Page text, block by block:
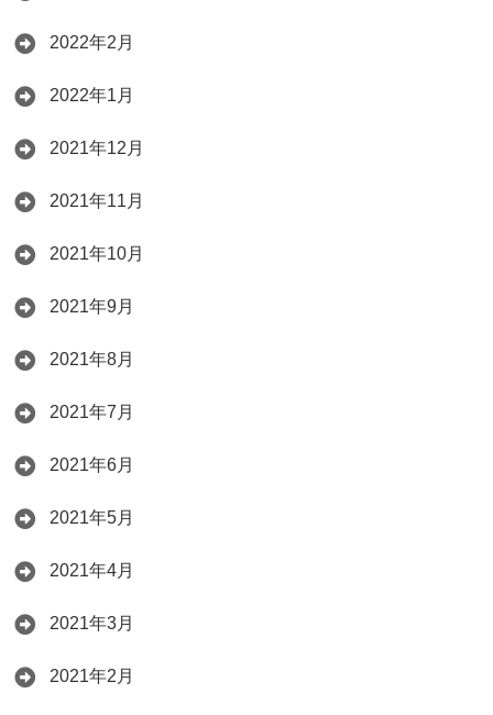
2022年2月
2022年1月
2021年12月
2021年11月
2021年10月
2021年9月
2021年8月
2021年7月
2021年6月
2021年5月
2021年4月
2021年3月
2021年2月